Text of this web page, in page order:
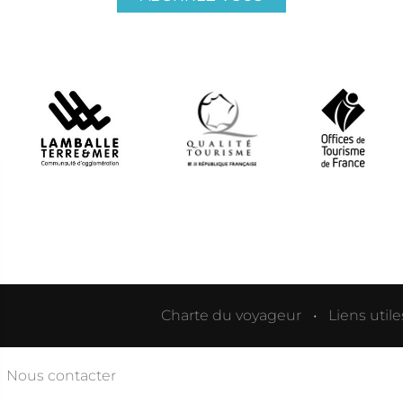
Charte du voyageur Liens
Nous contacter